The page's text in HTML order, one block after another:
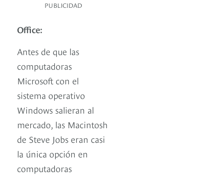
PUBLICIDAD
Office:
Antes de que las
computadoras
Microsoft con el
sistema operativo
Windows salieran al
mercado, las Macintosh
de Steve Jobs eran casi
la única opción en
computadoras